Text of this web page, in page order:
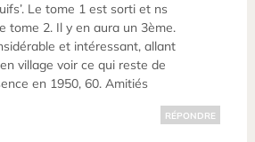
Le tome 1 est sorti et ns
tome 2. Il y en aura un 3ème.
et intéressant, allant
village voir ce qui reste de
en 1950, 60. Amitiés
RÉPONDRE